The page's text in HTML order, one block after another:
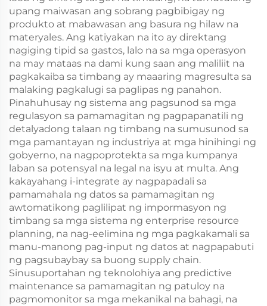
upang maiwasan ang sobrang pagbibigay ng
produkto at mabawasan ang basura ng hilaw na
materyales. Ang katiyakan na ito ay direktang
nagiging tipid sa gastos, lalo na sa mga operasyon
na may mataas na dami kung saan ang maliliit na
pagkakaiba sa timbang ay maaaring magresulta sa
malaking pagkalugi sa paglipas ng panahon.
Pinahuhusay ng sistema ang pagsunod sa mga
regulasyon sa pamamagitan ng pagpapanatili ng
detalyadong talaan ng timbang na sumusunod sa
mga pamantayan ng industriya at mga hinihingi ng
gobyerno, na nagpoprotekta sa mga kumpanya
laban sa potensyal na legal na isyu at multa. Ang
kakayahang i-integrate ay nagpapadali sa
pamamahala ng datos sa pamamagitan ng
awtomatikong paglilipat ng impormasyon ng
timbang sa mga sistema ng enterprise resource
planning, na nag-eelimina ng mga pagkakamali sa
manu-manong pag-input ng datos at nagpapabuti
ng pagsubaybay sa buong supply chain.
Sinusuportahan ng teknolohiya ang predictive
maintenance sa pamamagitan ng patuloy na
pagmomonitor sa mga mekanikal na bahagi, na